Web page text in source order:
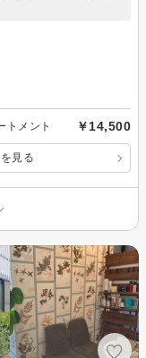
トメント ￥14,500
見る